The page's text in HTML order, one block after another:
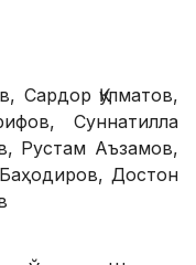
Сардор Қулматов,
Суннатилла
Рустам Аъзамов,
Достон